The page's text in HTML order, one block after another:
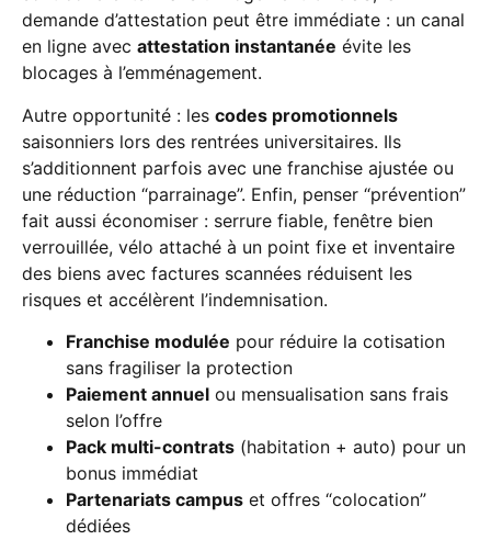
demande d’attestation peut être immédiate : un canal
en ligne avec attestation instantanée évite les
blocages à l’emménagement.
Autre opportunité : les codes promotionnels
saisonniers lors des rentrées universitaires. Ils
s’additionnent parfois avec une franchise ajustée ou
une réduction “parrainage”. Enfin, penser “prévention”
fait aussi économiser : serrure fiable, fenêtre bien
verrouillée, vélo attaché à un point fixe et inventaire
des biens avec factures scannées réduisent les
risques et accélèrent l’indemnisation.
Franchise modulée pour réduire la cotisation
sans fragiliser la protection
Paiement annuel ou mensualisation sans frais
selon l’offre
Pack multi-contrats (habitation + auto) pour un
bonus immédiat
Partenariats campus et offres “colocation”
dédiées